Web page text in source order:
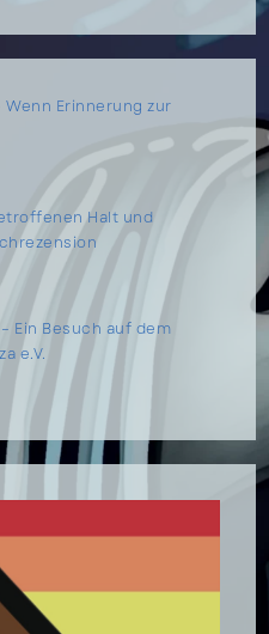
Wenn Erinnerung zur
Halt und
Ein Besuch auf dem
e.V.